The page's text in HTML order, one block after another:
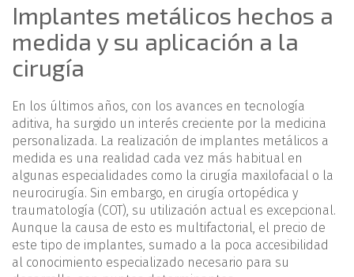
Implantes metálicos hechos a
medida y su aplicación a la
cirugía
En los últimos años, con los avances en tecnología
aditiva, ha surgido un interés creciente por la medicina
personalizada. La realización de implantes metálicos a
medida es una realidad cada vez más habitual en
algunas especialidades como la cirugía maxilofacial o la
neurocirugía. Sin embargo, en cirugía ortopédica y
traumatología (COT), su utilización actual es excepcional.
Aunque la causa de esto es multifactorial, el precio de
este tipo de implantes, sumado a la poca accesibilidad
al conocimiento especializado necesario para su